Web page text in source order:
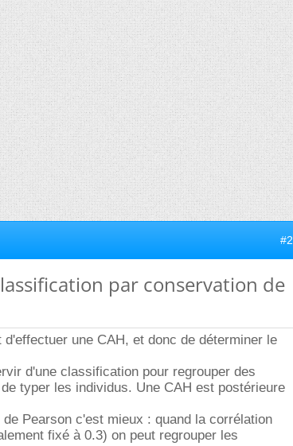
#2
par conservation de
une CAH, et donc de déterminer le
d'une classification pour regrouper des
typer les individus. Une CAH est postérieure
Pearson c'est mieux : quand la corrélation
fixé à 0.3) on peut regrouper les